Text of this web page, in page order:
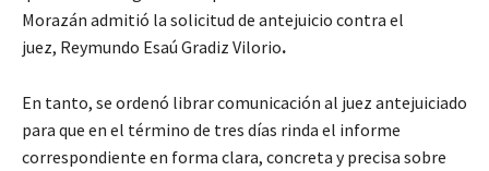
Morazán admitió la solicitud de antejuicio contra el
juez, Reymundo Esaú Gradiz Vilorio.
En tanto, se ordenó librar comunicación al juez antejuiciado
para que en el término de tres días rinda el informe
correspondiente en forma clara, concreta y precisa sobre